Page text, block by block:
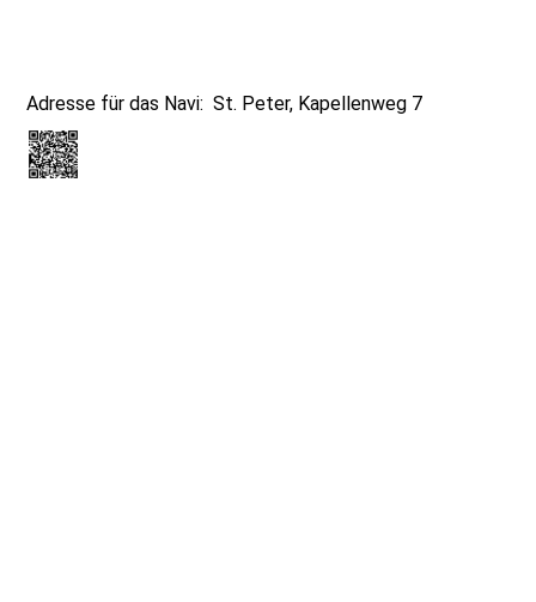
Adresse für das Navi: St. Peter, Kapellenweg 7